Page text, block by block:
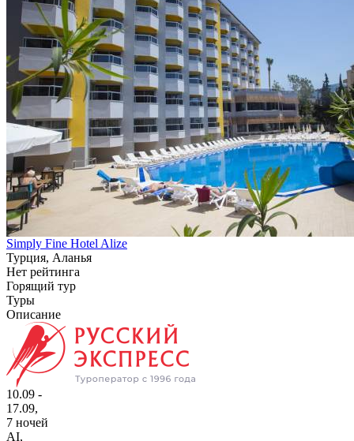
Simply Fine Hotel Alize
Турция, Аланья
Нет рейтинга
Горящий тур
Туры
Описание
10.09 -
17.09,
7 ночей
AI,